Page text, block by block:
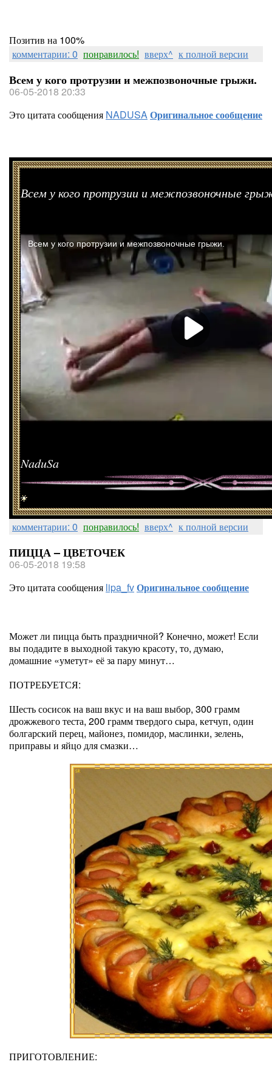
Позитив на 100%
комментарии: 0 понравилось! вверх^ к полной версии
Всем у кого протрузии и межпозвоночные грыжи.
06-05-2018 20:33
Это цитата сообщения NADUSAОригинальное сообщение
Всем у кого протрузии и межпозвоночные
NaduSa
комментарии: 0 понравилось! вверх^ к полной версии
ПИЦЦА – ЦВЕТОЧЕК
06-05-2018 19:58
Это цитата сообщения lipa_fvОригинальное сообщение
Может ли пицца быть праздничной? Конечно, может! Если
вы подадите в выходной такую красоту, то, думаю,
домашние «уметут» её за пару минут…
ПОТРЕБУЕТСЯ:
Шесть сосисок на ваш вкус и на ваш выбор, 300 грамм
дрожжевого теста, 200 грамм твердого сыра, кетчуп, один
болгарский перец, майонез, помидор, маслинки, зелень,
приправы и яйцо для смазки…
ПРИГОТОВЛЕНИЕ: